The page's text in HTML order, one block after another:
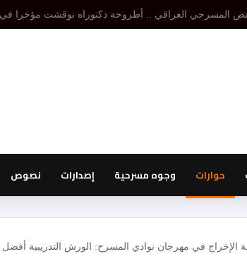
هو إقصاء لتنظير أو تنظيرات أخرى، أما نظرية
حوارات وجوه مسرحية إصدارات نصوص
في مهرجان نوادي المسرح: الورش التدريبية أفضل